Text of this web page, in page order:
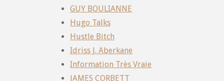
GUY BOULIANNE
Hugo Talks
Hustle Bitch
Idriss J. Aberkane
Information Très Vraie
JAMES CORBETT